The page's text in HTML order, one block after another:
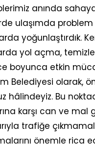
anında
ulaşımda
yoğunlaştırdık.
yol açma,
boyunca etkin
Belediyesi olarak,
hâlindeyiz. Bu
karşı can ve mal
trafiğe
önemle rica